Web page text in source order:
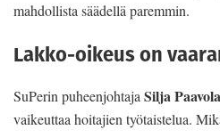
mahdollista säädellä paremmin.
Lakko-oikeus on
SuPerin puheenjohtaja Silja Paavola
vaikeuttaa hoitajien työtaistelua.